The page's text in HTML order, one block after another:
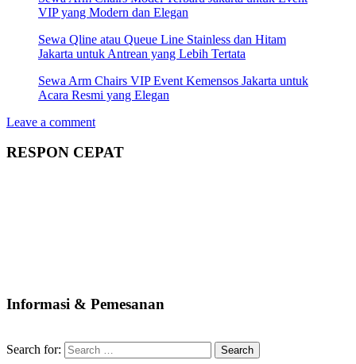
VIP yang Modern dan Elegan
Sewa Qline atau Queue Line Stainless dan Hitam
Jakarta untuk Antrean yang Lebih Tertata
Sewa Arm Chairs VIP Event Kemensos Jakarta untuk
Acara Resmi yang Elegan
Leave a comment
RESPON CEPAT
Informasi & Pemesanan
Search for: